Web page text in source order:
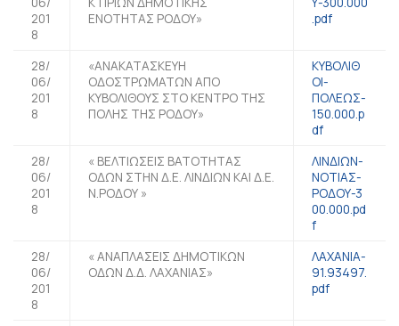
201
8
ΕΝΟΤΗΤΑΣ ΡΟΔΟΥ»
.pdf
28/
06/
201
8
«ΑΝΑΚΑΤΑΣΚΕΥΗ
ΟΔΟΣΤΡΩΜΑΤΩΝ ΑΠΟ
ΚΥΒΟΛΙΘΟΥΣ ΣΤΟ ΚΕΝΤΡΟ ΤΗΣ
ΠΟΛΗΣ ΤΗΣ ΡΟΔΟΥ»
ΚΥΒΟΛΙΘ
ΟΙ-
ΠΟΛΕΩΣ-
150.000.p
df
28/
06/
201
8
« ΒΕΛΤΙΩΣΕΙΣ ΒΑΤΟΤΗΤΑΣ
ΟΔΩΝ ΣΤΗΝ Δ.Ε. ΛΙΝΔΙΩΝ ΚΑΙ Δ.Ε.
Ν.ΡΟΔΟΥ »
ΛΙΝΔΙΩΝ-
ΝΟΤΙΑΣ-
ΡΟΔΟΥ-3
00.000.pd
f
28/
06/
201
8
« ΑΝΑΠΛΑΣΕΙΣ ΔΗΜΟΤΙΚΩΝ
ΟΔΩΝ Δ.Δ. ΛΑΧΑΝΙΑΣ»
ΛΑΧΑΝΙΑ-
91.93497.
pdf